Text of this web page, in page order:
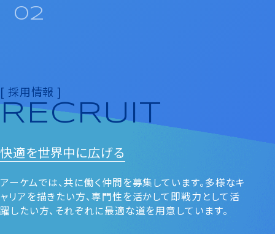
02
[ 採用情報 ]
RECRUIT
快適を世界中に広げる
アーケムでは、共に働く仲間を募集しています。多様なキ
ャリアを描きたい⽅、専⾨性を活かして即戦⼒として活
躍したい⽅、それぞれに最適な道を⽤意しています。